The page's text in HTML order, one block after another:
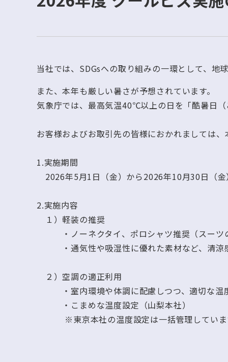
当社では、SDGsへの取り組みの一環として、地
また、本年も厳しい暑さが予想されています。
気象庁では、最高気温40℃以上の日を「酷暑日
お客様およびお取引先の皆様におかれましては
1.実施期間
2026年5月1日（金）から2026年10月30日（
2.実施内容
１）軽装の推奨
・ノーネクタイ、ポロシャツ推奨（スーツ
・通気性や吸湿性に優れた素材など、清涼
２）空調の適正利用
・室内環境や体調に配慮しつつ、適切な温
・こまめな温度設定（山梨本社）
※東京本社の温度設定は一括管理していま